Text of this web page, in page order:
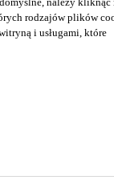
rodzajów plików
i usługami, które